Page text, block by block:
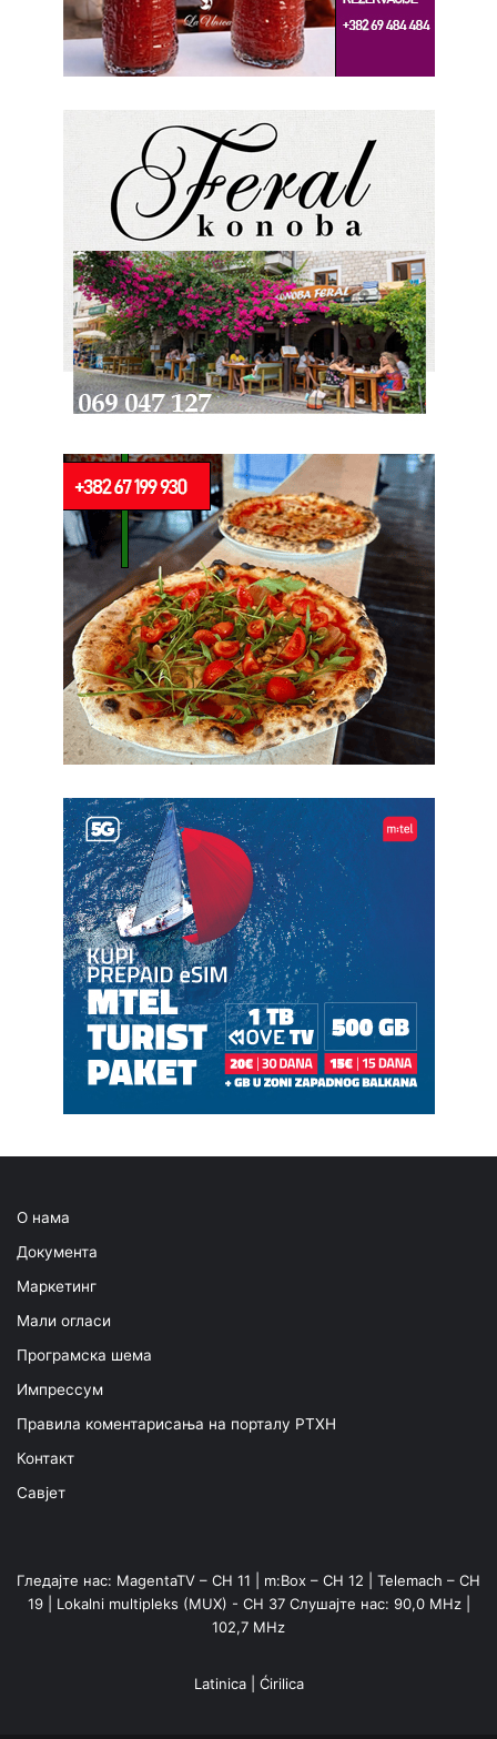
О нама
Документа
Маркетинг
Мали огласи
Програмска шема
Импрессум
Правила коментарисања на порталу РТХН
Контакт
Савјет
Гледајте нас: MagentaTV – CH 11 | m:Box – CH 12 | Telemach – CH
19 | Lokalni multipleks (MUX) - CH 37 Слушајте нас: 90,0 MHz |
102,7 MHz
Latinica| Ćirilica